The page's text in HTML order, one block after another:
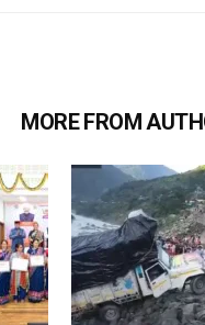
MORE FROM